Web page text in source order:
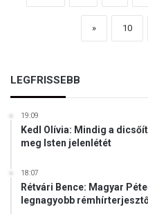
» 10
LEGFRISSEBB
19:09
Kedl Olívia: Mindig a
meg Isten jelenlétét
18:07
Rétvári Bence: Magyar
legnagyobb